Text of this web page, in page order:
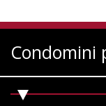
Condomini